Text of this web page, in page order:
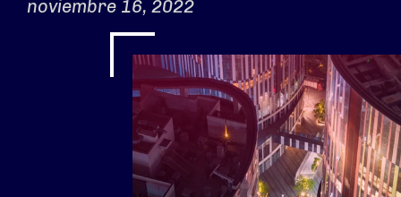
noviembre 16, 2022